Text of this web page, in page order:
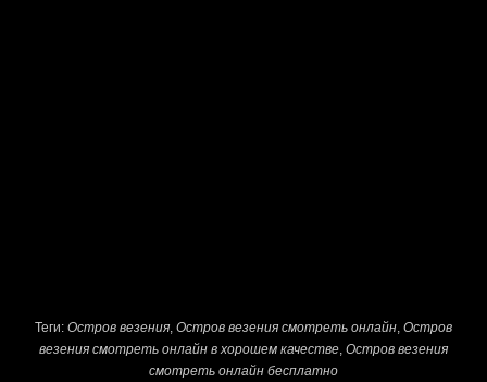
Теги: Остров везения Остров везения смотреть онлайн Остров
везения смотреть онлайн в хорошем качестве Остров везения
смотреть онлайн бесплатно